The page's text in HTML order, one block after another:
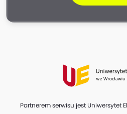
Partnerem serwisu jest Uniwersytet